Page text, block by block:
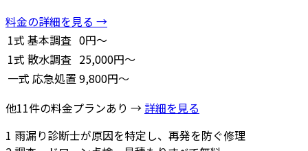
料金の詳細を見る →
1式 基本調査 0円～
1式 散水調査 25,000円～
一式 応急処置 9,800円～
他11件の料金プランあり → 詳細を見る
1 雨漏り診断士が原因を特定し、再発を防ぐ修理